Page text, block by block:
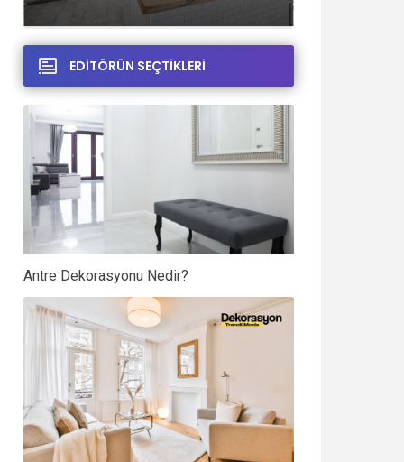
EDİTÖRÜN SEÇTİKLERİ
Antre Dekorasyonu Nedir?